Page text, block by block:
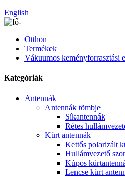
English
Otthon
Termékek
Vákuumos keményforrasztási
Kategóriák
Antennák
Antennák tömbje
Síkantennák
Rétes
Kürt antennák
Kettős polarizált
Hullámvezető
Kúpos
Lencse kürt